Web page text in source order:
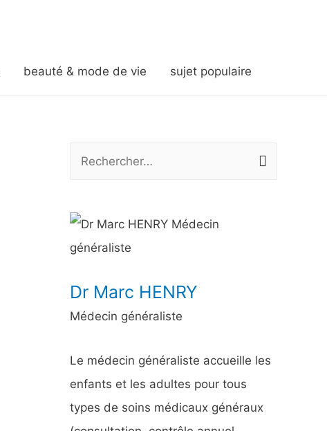
beauté & mode de vie sujet populaire
h
e
c
h
r
:
Dr Marc HENRY
Médecin généraliste
Le médecin généraliste accueille les
enfants et les adultes pour tous
types de soins médicaux généraux